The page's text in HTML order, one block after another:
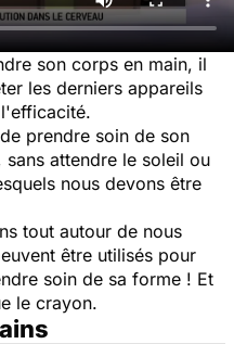
son corps en main, il
les derniers appareils
prendre soin de son
attendre le soleil ou
nous devons être
tout autour de nous
être utilisés pour
soin de sa forme ! Et
le crayon.